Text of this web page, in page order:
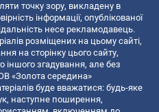
точку зору, викладену в
інформації, опублікованої
несе рекламодавець.
розміщених на цьому сайті,
на сторінку цього сайту,
іншого згадування, але без
«Золота середина»
буде вважатися: будь-яке
наступне поширення,